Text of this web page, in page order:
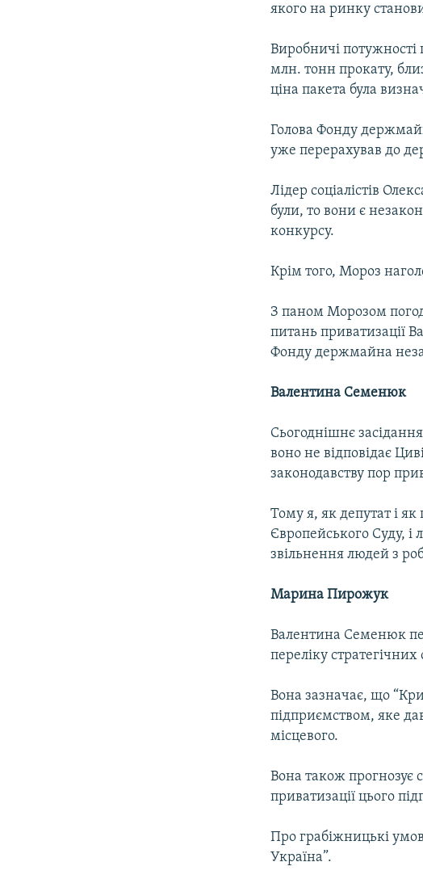
якого на ринку
Виробничі
млн. тонн прокату,
ціна пакета була
Голова Фонду
уже перерахував до
Лідер соціалістів
були, то вони є
конкурсу.
Крім того, Мороз
З паном Морозом
питань приватизації
Фонду держмайна
Валентина Семенюк
Сьогоднішнє
воно не відповідає
законодавству пор
Тому я, як депутат і
Європейського Суду,
звільнення людей з
Марина Пирожук
Валентина Семенюк
переліку стратегічних
Вона зазначає, що
підприємством, яке
місцевого.
Вона також прогнозує
приватизації цього
Про грабіжницькі
Україна”.